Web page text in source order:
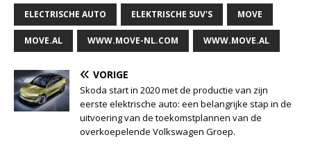
ELECTRISCHE AUTO ELEKTRISCHE SUV'S MOVE
MOVE.AL WWW.MOVE-NL.COM WWW.MOVE.AL
VORIGE
Skoda start in 2020 met de productie van zijn
eerste elektrische auto: een belangrijke stap in de
uitvoering van de toekomstplannen van de
overkoepelende Volkswagen Groep.